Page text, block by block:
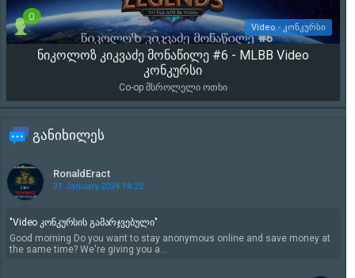
0
2 055
Video - კონკურსი
ნიკოლოზ კიკვაძე მონაწილე #6 - MLBB Video
კონკურსი
Co-op მსროლელი ოთხი
განიხილეს
"Video კონკურსის გამარჯვებული"
Good morning Do you want to stay anonymous online and save money at
the same time? We're giving you a...
RonaldEract
31 January 2024 18:22